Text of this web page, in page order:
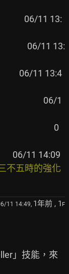
06/11 13:
06/11 13:
06/11 13:4
享
06/1
試看看
0
不五時的強化
11 14:49, 1年前 , 1 F
」技能，來